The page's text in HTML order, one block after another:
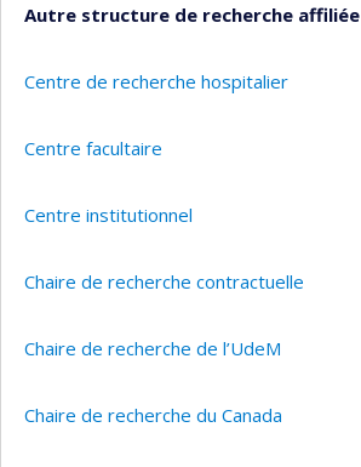
Autre structure de recherche affiliée
Centre de recherche hospitalier
Centre facultaire
Centre institutionnel
Chaire de recherche contractuelle
Chaire de recherche de l’UdeM
Chaire de recherche du Canada